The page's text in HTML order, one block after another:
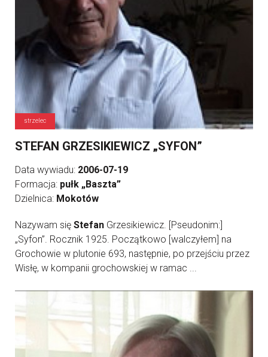
strzelec
STEFAN GRZESIKIEWICZ „SYFON”
Data wywiadu: 2006-07-19
Formacja: pułk „Baszta”
Dzielnica: Mokotów
Nazywam się Stefan Grzesikiewicz. [Pseudonim:]
„Syfon”. Rocznik 1925. Początkowo [walczyłem] na
Grochowie w plutonie 693, następnie, po przejściu przez
Wisłę, w kompanii grochowskiej w ramac ...